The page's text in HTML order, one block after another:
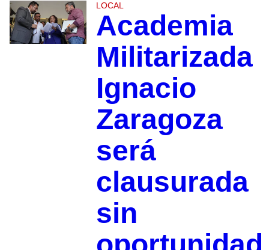
LOCAL
Academia
Militarizada
Ignacio
Zaragoza
será
clausurada
sin